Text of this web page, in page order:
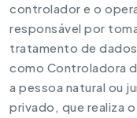
controlador e o
responsável por
tratamento de
como Controladora
a pessoa natural ou
privado, que realiza